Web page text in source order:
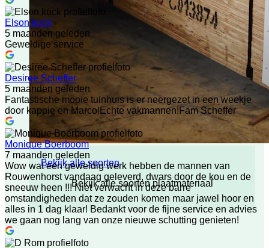
Bekijk alle soorten
Bekijk alle soorten plaatmateriaal
Elson kock
5 maanden geleden
Geweldige service
Desiree Scheffer
5 maanden geleden
Fantastische mooie tuinhuis is er neergezet in een weekje
door kappie en Marco!Echte vakmannen!Fam Scheffer
Monique Boerboom
7 maanden geleden
Wow wat een geweldig werk hebben de mannen van
Rouwenhorst vandaag geleverd, dwars door de kou en de
sneeuw heen !!! Niet verwacht in deze barre
omstandigheden dat ze zouden komen maar jawel hoor en
alles in 1 dag klaar! Bedankt voor de fijne service en advies
we gaan nog lang van onze nieuwe schutting genieten!